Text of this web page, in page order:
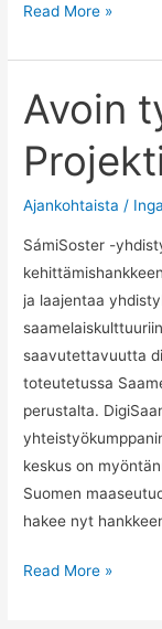
Saamelaisten
ja
terveysalan
yhdistys
SámiSoster
ry
joutuu
takia
Read More »
Avoin
Ajankohtaista /
SámiSoster -
ja laajentaa
saavutettavuutta
toteutetussa
perustalta.
keskus on
Suomen
hakee nyt
Avoin
Read More »